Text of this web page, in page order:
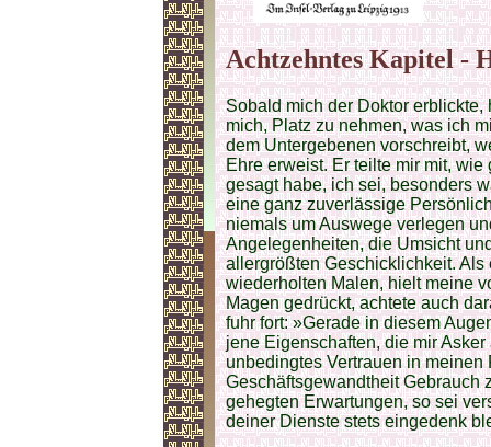
Achtzehntes Kapitel -
Sobald mich der Doktor
mich, Platz zu nehmen, was ich
dem Untergebenen vorschreibt,
Ehre erweist. Er teilte mir mit,
gesagt habe, ich sei, besonders
eine ganz zuverlässige
niemals um Auswege verlegen
Angelegenheiten, die Umsicht
allergrößten Geschicklichkeit.
wiederholten Malen, hielt meine
Magen gedrückt, achtete auch
fuhr fort: »Gerade in diesem
jene Eigenschaften, die mir
unbedingtes Vertrauen in
Geschäftsgewandtheit Gebrauch
gehegten Erwartungen, so sei
deiner Dienste stets eingedenk